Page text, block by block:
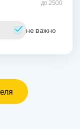
до2500
не важно